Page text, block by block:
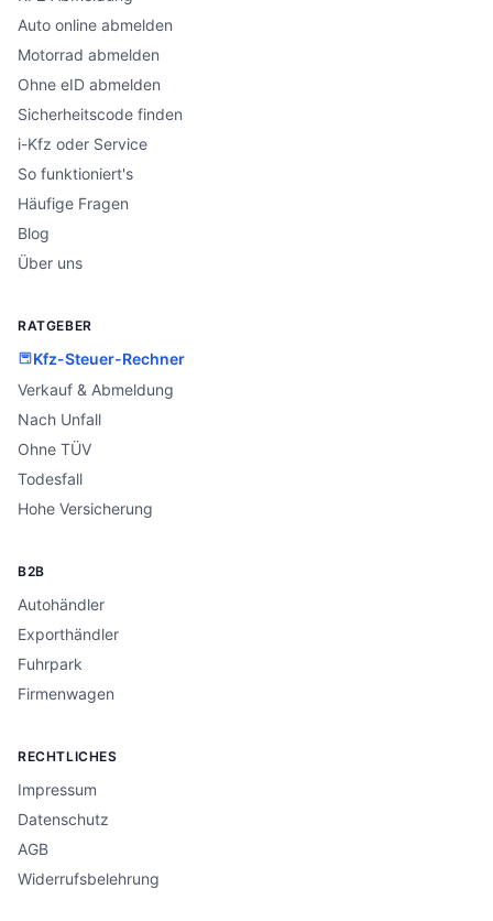
Auto online abmelden
Motorrad abmelden
Ohne eID abmelden
Sicherheitscode finden
i-Kfz oder Service
So funktioniert's
Häufige Fragen
Blog
Über uns
RATGEBER
Kfz-Steuer-Rechner
Verkauf & Abmeldung
Nach Unfall
Ohne TÜV
Todesfall
Hohe Versicherung
B2B
Autohändler
Exporthändler
Fuhrpark
Firmenwagen
RECHTLICHES
Impressum
Datenschutz
AGB
Widerrufsbelehrung